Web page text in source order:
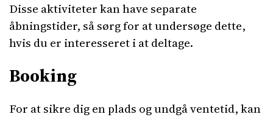
Disse aktiviteter kan have separate
åbningstider, så sørg for at undersøge dette,
hvis du er interesseret i at deltage.
Booking
For at sikre dig en plads og undgå ventetid, kan